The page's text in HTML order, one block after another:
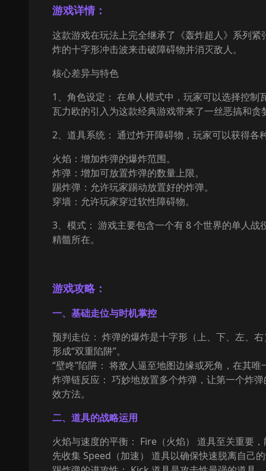
游戏详情：
这款游戏在玩法上完全继承了《轰炸超人》系列
炸的十字形冲击波来击破障碍物并消灭敌人。
核心差异与特色
1、角色设定： 在单人模式中，玩家可以选择控
瓦力欧的引入为这款经典游戏带来了一丝恶搞和贪
2、道具系统： 通过炸开障碍物，玩家可以获得各
火焰：增加炸弹的爆炸范围。
炸弹：增加可放置炸弹的数量上限。
踢炸弹：允许玩家踢动放置好的炸弹。
穿墙：允许玩家穿过软性障碍物。
3、模式： 游戏主要包含一个有 8 个世界的单人
精髓所在。
游戏攻略：
一、基础走位与时机掌控
预判走位： 炸弹的爆炸是十字形（上、下、左、
形成“双重陷阱”。
“壁咚”陷阱： 将敌人逼至地图边缘或死角，在其
炸弹链反应： 巧妙地放置多个炸弹，让第一个炸
效方法。
二、道具的战略运用
火焰与速度的平衡： Fire（火焰） 道具至关重要
先收集 Speed（加速） 道具以确保快速脱离自己